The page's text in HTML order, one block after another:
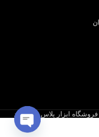
ابزار پلاس می باشد